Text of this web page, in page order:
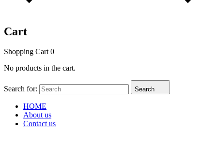
Cart
Shopping Cart0
No products in the cart.
Search for: Search
HOME
About us
Contact us